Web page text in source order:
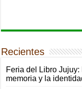
Recientes
Feria del Libro
memoria y la